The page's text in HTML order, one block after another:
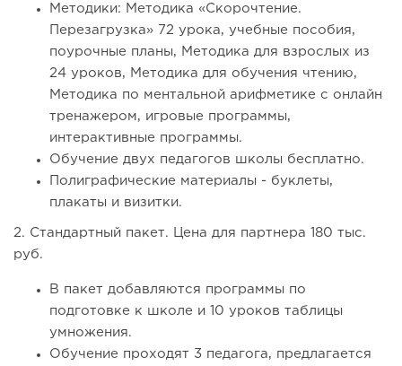
Методики: Методика «Скорочтение.
Перезагрузка» 72 урока, учебные пособия,
поурочные планы, Методика для взрослых из
24 уроков, Методика для обучения чтению,
Методика по ментальной арифметике с онлайн
тренажером, игровые программы,
интерактивные программы.
Обучение двух педагогов школы бесплатно.
Полиграфические материалы - буклеты,
плакаты и визитки.
2. Стандартный пакет. Цена для партнера 180 тыс.
руб.
В пакет добавляются программы по
подготовке к школе и 10 уроков таблицы
умножения.
Обучение проходят 3 педагога, предлагается